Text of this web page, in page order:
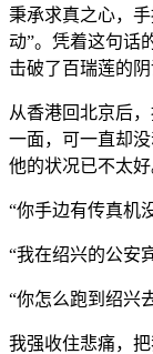
秉承求真之心，
动”。凭着这句话
击破了百瑞莲的阴
从香港回北京后
一面，可一直却
他的状况已不太好
“你手边有传真机
“我在绍兴的公安
“你怎么跑到绍兴
我强收住悲痛，